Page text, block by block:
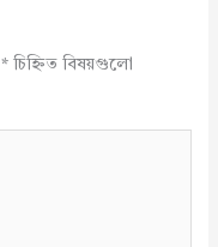
*চিহ্নিত বিষয়গুলো